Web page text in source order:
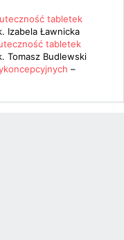
tabletek
Izabela Ławnicka
tabletek
Tomasz Budlewski
–